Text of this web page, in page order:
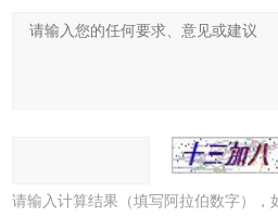
请输入计算结果（填写阿拉伯数字），